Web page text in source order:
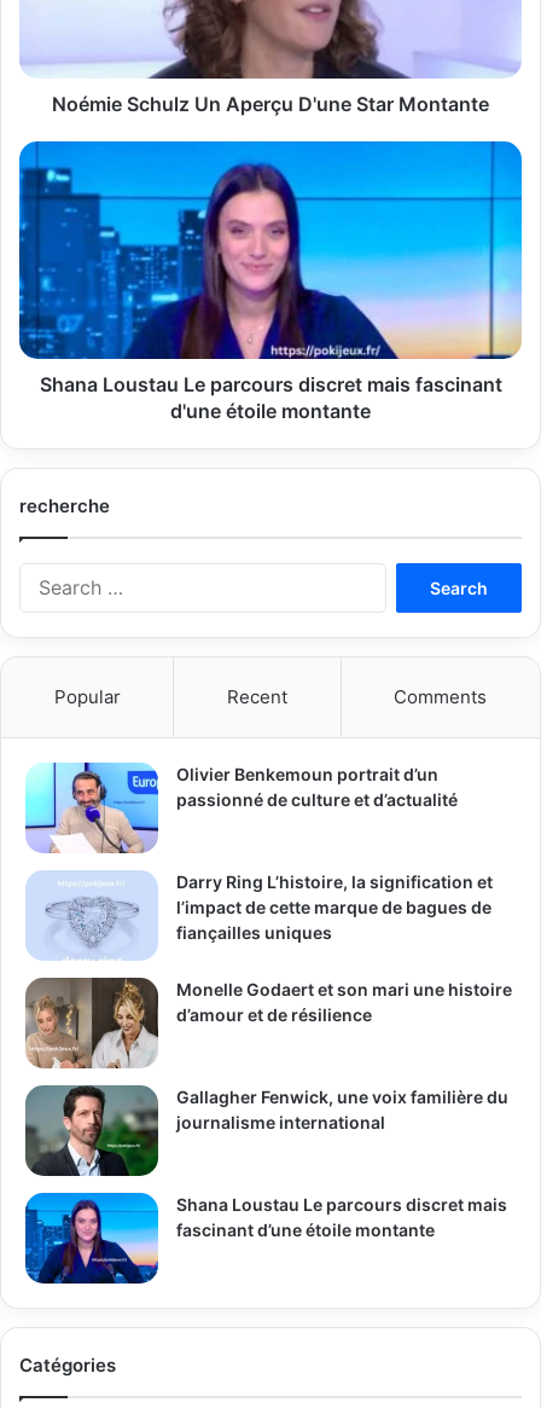
Noémie Schulz Un Aperçu D'une Star Montante
Shana
Loustau
Le
parcours
mais
fascinant
d'une
étoile
montante
Shana Loustau Le parcours discret mais fascinant
d'une étoile montante
recherche
Popular Recent Comments
Olivier Benkemoun portrait d’un
passionné de culture et d’actualité
Darry Ring L’histoire, la signification et
l’impact de cette marque de bagues de
fiançailles uniques
Monelle Godaert et son mari une histoire
d’amour et de résilience
Gallagher Fenwick, une voix familière du
journalisme international
Shana Loustau Le parcours discret mais
fascinant d’une étoile montante
Catégories